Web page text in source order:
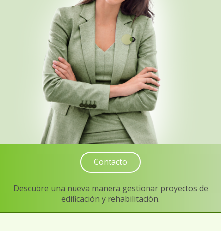
Contacto
Descubre una nueva manera gestionar proyectos de
edificación y rehabilitación.